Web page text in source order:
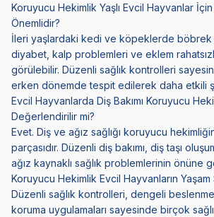
Koruyucu Hekimlik Yaşlı Evcil Hayvanlar
Önemlidir?
İleri yaşlardaki kedi ve köpeklerde böbrek
diyabet, kalp problemleri ve eklem
görülebilir. Düzenli sağlık kontrolleri
erken dönemde tespit edilerek daha etkili
Evcil Hayvanlarda Diş Bakımı Koruyucu
Değerlendirilir mi?
Evet. Diş ve ağız sağlığı koruyucu
parçasıdır. Düzenli diş bakımı, diş taşı
ağız kaynaklı sağlık problemlerinin önüne
Koruyucu Hekimlik Evcil Hayvanların Yaşam
Düzenli sağlık kontrolleri, dengeli
koruma uygulamaları sayesinde birçok